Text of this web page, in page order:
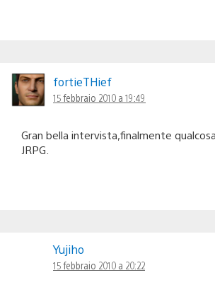
fortieTHief
15 febbraio 2010 a 19:49
Gran bella intervista,finalmente
JRPG.
Yujiho
15 febbraio 2010 a 20:22